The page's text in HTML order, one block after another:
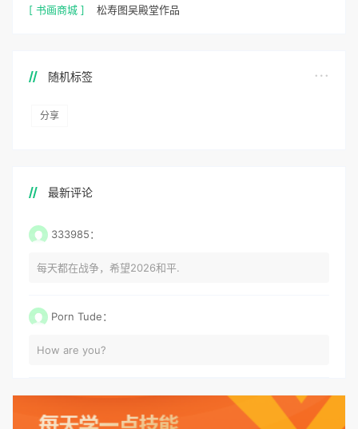
[ 书画商城 ] 松寿图吴殿堂作品
随机标签
分享
最新评论
333985：
每天都在战争，希望2026和平.
Porn Tude：
How are you?